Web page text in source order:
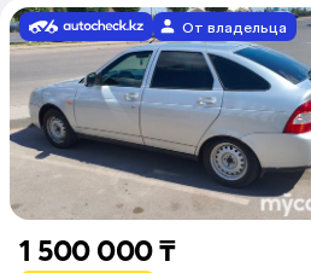
От владельца
1 500 000 ₸